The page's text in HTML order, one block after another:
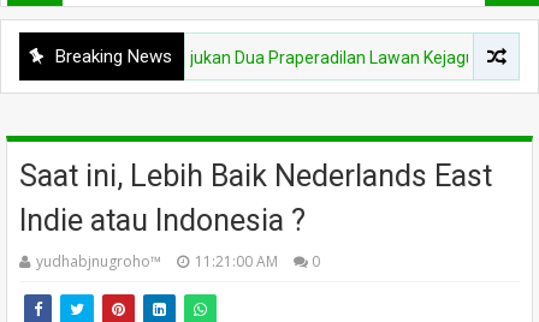
Breaking News
Adriansyah Ajukan Dua Praperadilan Lawan Kejagung dan Polri,
Saat ini, Lebih Baik Nederlands East
Indie atau Indonesia ?
yudhabjnugroho™️ 11:21:00 AM 0